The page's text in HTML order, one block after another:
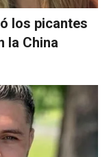
los picantes
la China